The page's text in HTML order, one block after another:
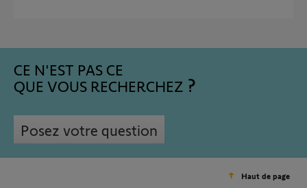
CE N'EST PAS CE
QUE VOUS RECHERCHEZ
Posez votre question
Haut de page